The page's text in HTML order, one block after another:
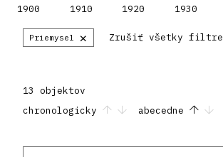
1900 1910 1920 1930
Priemysel × Zrušiť všetky filtre
13 objektov
chronologicky
abecedne